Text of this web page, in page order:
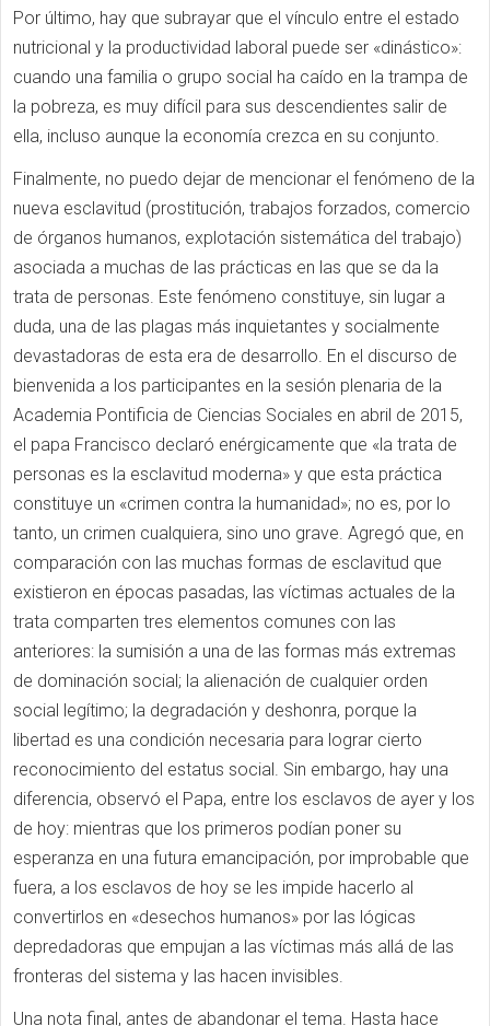
Por último, hay que subrayar que el vínculo entre el estado
nutricional y la productividad laboral puede ser «dinástico»:
cuando una familia o grupo social ha caído en la trampa de
la pobreza, es muy difícil para sus descendientes salir de
ella, incluso aunque la economía crezca en su conjunto.
Finalmente, no puedo dejar de mencionar el fenómeno de la
nueva esclavitud (prostitución, trabajos forzados, comercio
de órganos humanos, explotación sistemática del trabajo)
asociada a muchas de las prácticas en las que se da la
trata de personas. Este fenómeno constituye, sin lugar a
duda, una de las plagas más inquietantes y socialmente
devastadoras de esta era de desarrollo. En el discurso de
bienvenida a los participantes en la sesión plenaria de la
Academia Pontificia de Ciencias Sociales en abril de 2015,
el papa Francisco declaró enérgicamente que «la trata de
personas es la esclavitud moderna» y que esta práctica
constituye un «crimen contra la humanidad»; no es, por lo
tanto, un crimen cualquiera, sino uno grave. Agregó que, en
comparación con las muchas formas de esclavitud que
existieron en épocas pasadas, las víctimas actuales de la
trata comparten tres elementos comunes con las
anteriores: la sumisión a una de las formas más extremas
de dominación social; la alienación de cualquier orden
social legítimo; la degradación y deshonra, porque la
libertad es una condición necesaria para lograr cierto
reconocimiento del estatus social. Sin embargo, hay una
diferencia, observó el Papa, entre los esclavos de ayer y los
de hoy: mientras que los primeros podían poner su
esperanza en una futura emancipación, por improbable que
fuera, a los esclavos de hoy se les impide hacerlo al
convertirlos en «desechos humanos» por las lógicas
depredadoras que empujan a las víctimas más allá de las
fronteras del sistema y las hacen invisibles.
Una nota final, antes de abandonar el tema. Hasta hace